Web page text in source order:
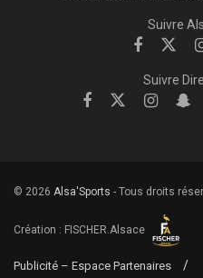
Suivre
Suivre
© 2026 Alsa'Sports - Tous droits
Création : FISCHER.Alsace
Publicité – Espace Partenaires